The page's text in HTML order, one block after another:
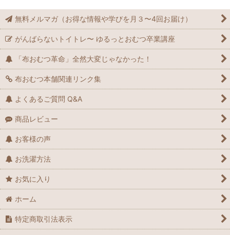
無料メルマガ（お得な情報や学びを月３〜4回お届け）
がんばらないトイトレ〜 ゆるっとおむつ卒業講座
「布おむつ革命」全然大変じゃなかった！
布おむつ本舗関連リンク集
よくあるご質問 Q&A
商品レビュー
お客様の声
お洗濯方法
お気に入り
ホーム
特定商取引法表示